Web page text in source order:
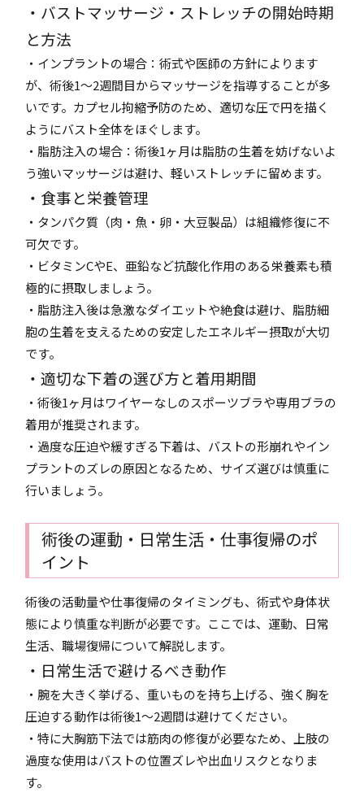
・バストマッサージ・ストレッチの開始時期
と方法
・インプラントの場合：術式や医師の方針によります
が、術後1〜2週間目からマッサージを指導することが多
いです。カプセル拘縮予防のため、適切な圧で円を描く
ようにバスト全体をほぐします。
・脂肪注入の場合：術後1ヶ月は脂肪の生着を妨げないよ
う強いマッサージは避け、軽いストレッチに留めます。
・食事と栄養管理
・タンパク質（肉・魚・卵・大豆製品）は組織修復に不
可欠です。
・ビタミンCやE、亜鉛など抗酸化作用のある栄養素も積
極的に摂取しましょう。
・脂肪注入後は急激なダイエットや絶食は避け、脂肪細
胞の生着を支えるための安定したエネルギー摂取が大切
です。
・適切な下着の選び方と着用期間
・術後1ヶ月はワイヤーなしのスポーツブラや専用ブラの
着用が推奨されます。
・過度な圧迫や緩すぎる下着は、バストの形崩れやイン
プラントのズレの原因となるため、サイズ選びは慎重に
行いましょう。
術後の運動・日常生活・仕事復帰のポ
イント
術後の活動量や仕事復帰のタイミングも、術式や身体状
態により慎重な判断が必要です。ここでは、運動、日常
生活、職場復帰について解説します。
・日常生活で避けるべき動作
・腕を大きく挙げる、重いものを持ち上げる、強く胸を
圧迫する動作は術後1〜2週間は避けてください。
・特に大胸筋下法では筋肉の修復が必要なため、上肢の
過度な使用はバストの位置ズレや出血リスクとなりま
す。